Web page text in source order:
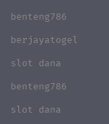
benteng786
berjayatogel
slot dana
benteng786
slot dana